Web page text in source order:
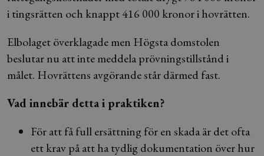
i tingsrätten och knappt 416 000 kronor i hovrätten.
Elbolaget överklagade men Högsta domstolen
beslutar nu att inte meddela prövningstillstånd i
målet. Hovrättens avgörande står därmed fast.
Vad innebär detta i praktiken?
För att få full ersättning för en skada är det ofta
ett krav på att ha tydlig dokumentation över hur